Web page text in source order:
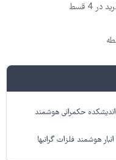
اندیشکده حکمرانی هوشمند
انبار هوشمند فلزات گرانبها